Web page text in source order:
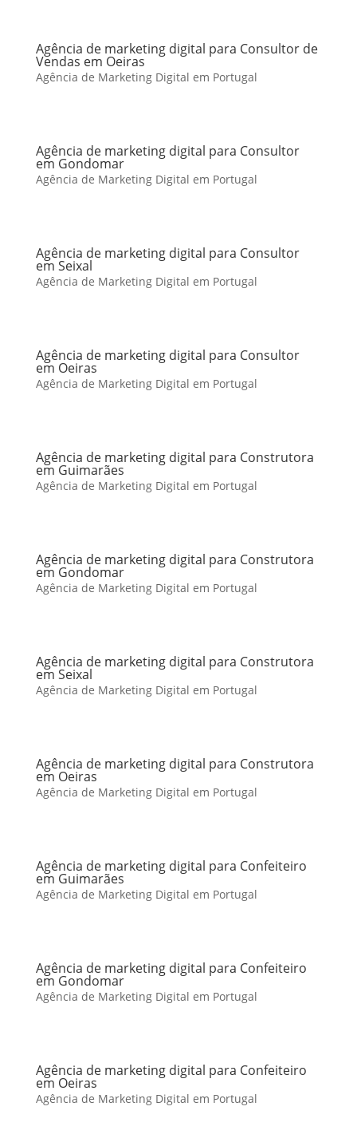
Agência de marketing digital para Consultor de
Vendas em Oeiras
Agência de Marketing Digital em Portugal
Agência de marketing digital para Consultor
em Gondomar
Agência de Marketing Digital em Portugal
Agência de marketing digital para Consultor
em Seixal
Agência de Marketing Digital em Portugal
Agência de marketing digital para Consultor
em Oeiras
Agência de Marketing Digital em Portugal
Agência de marketing digital para Construtora
em Guimarães
Agência de Marketing Digital em Portugal
Agência de marketing digital para Construtora
em Gondomar
Agência de Marketing Digital em Portugal
Agência de marketing digital para Construtora
em Seixal
Agência de Marketing Digital em Portugal
Agência de marketing digital para Construtora
em Oeiras
Agência de Marketing Digital em Portugal
Agência de marketing digital para Confeiteiro
em Guimarães
Agência de Marketing Digital em Portugal
Agência de marketing digital para Confeiteiro
em Gondomar
Agência de Marketing Digital em Portugal
Agência de marketing digital para Confeiteiro
em Oeiras
Agência de Marketing Digital em Portugal